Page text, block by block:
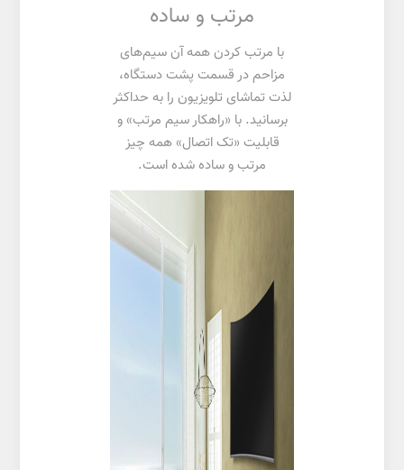
مرتب و ساده
با مرتب کردن همه آن سیم‌های
مزاحم در قسمت پشت دستگاه،
لذت تماشای تلویزیون را به حداکثر
برسانید. با «راهکار سیم مرتب» و
قابلیت «تک اتصال» همه چیز
مرتب و ساده شده است.